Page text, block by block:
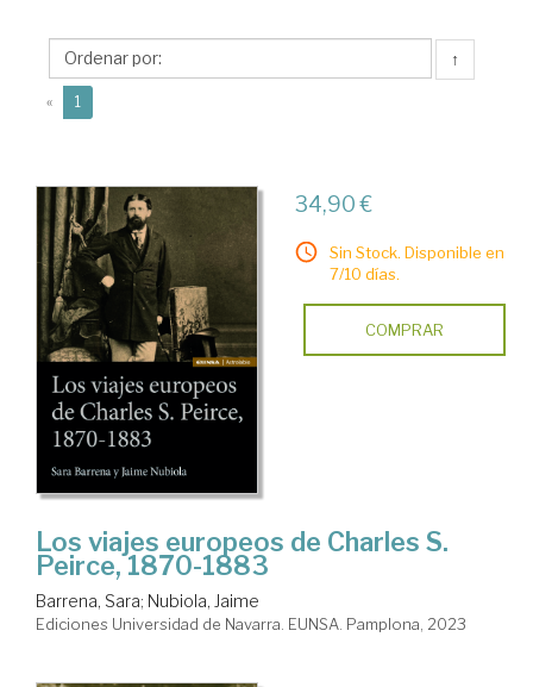
↑
« 1
34,90 €
Sin Stock. Disponible en
7/10 días.
COMPRAR
Los viajes europeos de Charles S.
Peirce, 1870-1883
Barrena, Sara; Nubiola, Jaime
Ediciones Universidad de Navarra. EUNSA. Pamplona, 2023